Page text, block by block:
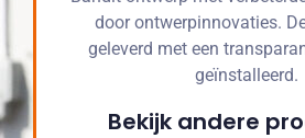
door ontwerpinnovaties.
geleverd met een
geïnstalleerd.
Bekijk andere